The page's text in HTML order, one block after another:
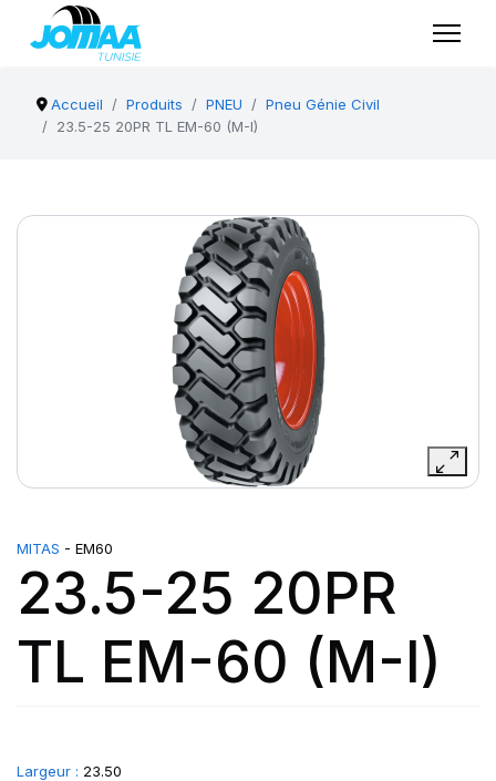
Accueil Produits PNEU
Pneu Génie Civil
23.5-25 20PR TL EM-60 (M-I)
MITAS - EM60
23.5-25 20PR
TL EM-60 (M-I)
Largeur : 23.50